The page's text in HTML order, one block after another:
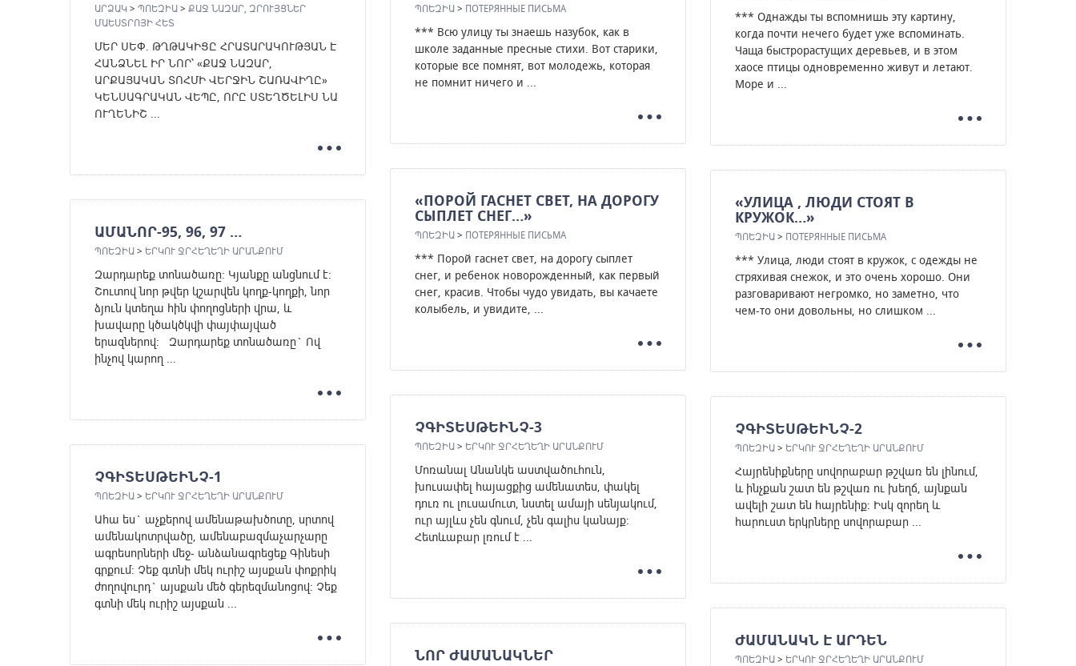
ԱՐՁԱԿ> ՊՈԵԶԻԱ> ՔԱՋ ՆԱԶԱՐ, ԶՐՈՒՅՑՆԵՐ
ՄԱԵՍՏՐՈՅԻ ՀԵՏ
ՄԵՐ ՍԵՓ. ԹՂԹԱԿԻՑԸ ՀՐԱՏԱՐԱԿՈՒԹՅԱՆ Է
ՀԱՆՁՆԵԼ ԻՐ ՆՈՐ՝ «ՔԱՋ ՆԱԶԱՐ,
ԱՐՔԱՅԱԿԱՆ ՏՈՀՄԻ ՎԵՐՋԻՆ ՇԱՌԱՎԻՂԸ»
ԿԵՆՍԱԳՐԱԿԱՆ ՎԵՊԸ, ՈՐԸ ՍՏԵՂԾԵԼԻՍ ՆԱ
ՈՒՂԵՆԻՇ ...
*** Однажды ты вспомнишь эту картину,
когда почти нечего будет уже вспоминать.
Чаща быстрорастущих деревьев, и в этом
хаосе птицы одновременно живут и летают.
Море и ...
ՊՈԵԶԻԱ> ПОТЕРЯННЫЕ ПИСЬМА
*** Всю улицу ты знаешь назубок, как в
школе заданные пресные стихи. Вот старики,
которые все помнят, вот молодежь, которая
не помнит ничего и ...
«ПОРОЙ ГАСНЕТ СВЕТ, НА ДОРОГУ
СЫПЛЕТ СНЕГ…»
ՊՈԵԶԻԱ> ПОТЕРЯННЫЕ ПИСЬМА
*** Порой гаснет свет, на дорогу сыплет
снег, и ребенок новорожденный, как первый
снег, красив. Чтобы чудо увидать, вы качаете
колыбель, и увидите, ...
«УЛИЦА , ЛЮДИ СТОЯТ В
КРУЖОК…»
ՊՈԵԶԻԱ> ПОТЕРЯННЫЕ ПИСЬМА
*** Улица, люди стоят в кружок, с одежды не
стряхивая снежок, и это очень хорошо. Они
разговаривают негромко, но заметно, что
чем-то они довольны, но слишком ...
ԱՄԱՆՈՐ-95, 96, 97 …
ՊՈԵԶԻԱ> ԵՐԿՈՒ ՋՐՀԵՂԵՂԻ ԱՐԱՆՔՈՒՄ
Զարդարեք տոնածառը: Կյանքը անցնում է:
Շուտով նոր թվեր կշարվեն կողք-կողքի, նոր
ձյուն կտեղա հին փողոցների վրա, և
խավարը կծակծկվի փայփայված
երազներով: Զարդարեք տոնածառը` Ով
ինչով կարող ...
ՉԳԻՏԵՍԹԵԻՆՉ-3
ՊՈԵԶԻԱ> ԵՐԿՈՒ ՋՐՀԵՂԵՂԻ ԱՐԱՆՔՈՒՄ
Մոռանալ Անանկե աստվածուհուն,
խուսափել հայացքից ամենատես, փակել
դուռ ու լուսամուտ, նստել ամայի սենյակում,
ուր այլևս չեն գնում, չեն գալիս կանայք:
Հետևաբար լռում է ...
ՉԳԻՏԵՍԹԵԻՆՉ-2
ՊՈԵԶԻԱ> ԵՐԿՈՒ ՋՐՀԵՂԵՂԻ ԱՐԱՆՔՈՒՄ
Հայրենիքները սովորաբար թշվառ են լինում,
և ինչքան շատ են թշվառ ու խեղճ, այնքան
ավելի շատ են հայրենիք: Իսկ զորեղ և
հարուստ երկրները սովորաբար ...
ՉԳԻՏԵՍԹԵԻՆՉ-1
ՊՈԵԶԻԱ> ԵՐԿՈՒ ՋՐՀԵՂԵՂԻ ԱՐԱՆՔՈՒՄ
Ահա ես` աչքերով ամենաթախծոտը, սրտով
ամենակոտրվածը, ամենաբազմաչարչարը
ագրեսորների մեջ- անձանագրեցեք Գինեսի
գրքում: Չեք գտնի մեկ ուրիշ այսքան փոքրիկ
ժողովուրդ` այսքան մեծ գերեզմանոցով: Չեք
գտնի մեկ ուրիշ այսքան ...
ԺԱՄԱՆԱԿՆ Է ԱՐԴԵՆ
ՊՈԵԶԻԱ> ԵՐԿՈՒ ՋՐՀԵՂԵՂԻ ԱՐԱՆՔՈՒՄ
ՆՈՐ ԺԱՄԱՆԱԿՆԵՐ